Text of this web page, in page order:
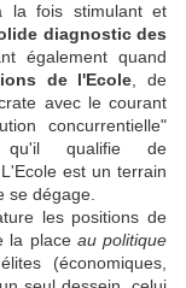
la fois stimulant et
diagnostic des
également quand
de l'Ecole , de
avec le courant
concurrentielle"
qu'il qualifie de
est un terrain
se dégage.
les positions de
la place au politique
(économiques,